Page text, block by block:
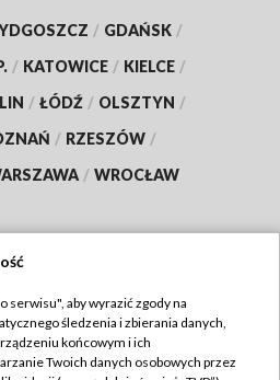
/ GDAŃSK /
/ KATOWICE / KIELCE /
/ ŁÓDŹ / OLSZTYN /
/ RZESZÓW /
/ WROCŁAW
TVP
TVP
serwisu", aby wyrazić zgody na
śledzenia i zbierania danych,
końcowym i ich
Twoich danych osobowych przez